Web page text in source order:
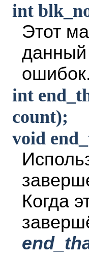
int
Этот
данный
ошибок.
int
count);
void
Когда